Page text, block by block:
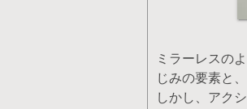
ミラーレスの
じみの要素と
しかし、アク